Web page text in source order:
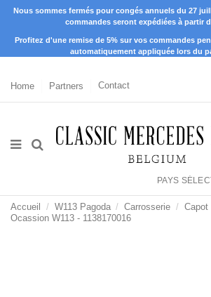
Nous sommes fermés pour congés annuels du 27
commandes seront expédiées à partir
Profitez d'une remise de 5% sur vos commandes
automatiquement appliquée lors du
Home Partners Contact
PAYS
Accueil W113 Pagoda Carrosserie
Capot
Ocassion W113 - 1138170016